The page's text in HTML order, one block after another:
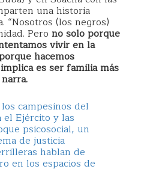
una historia
“Nosotros (los negros)
Pero no solo porque
vivir en la
hacemos
es ser familia más
campesinos del
el Ejército y las
psicosocial, un
de justicia
hablan de
en los espacios de